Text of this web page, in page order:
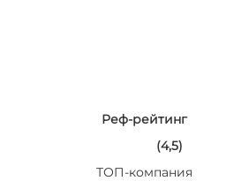
Реф-рейтинг
(4,5)
ТОП-компания